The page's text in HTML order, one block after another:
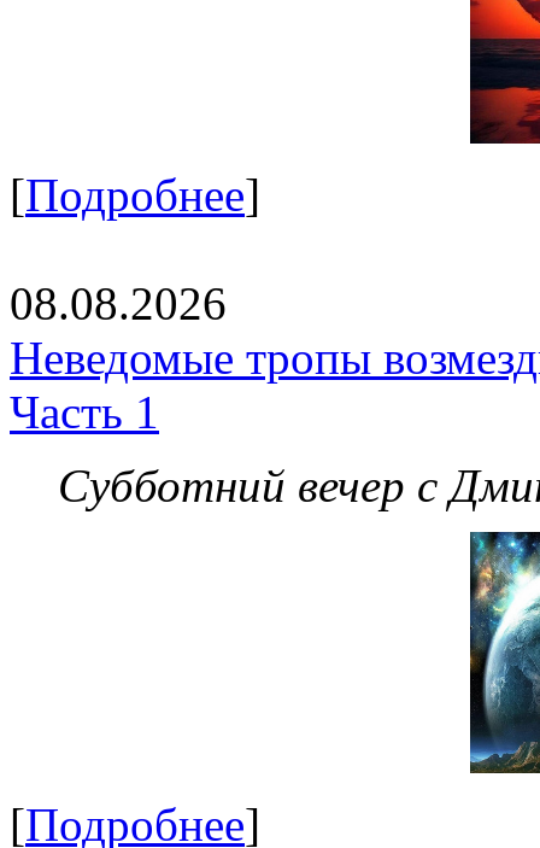
[Подробнее]
08.08.2026
Неведомые тропы
Часть 1
Субботний вечер с
[Подробнее]